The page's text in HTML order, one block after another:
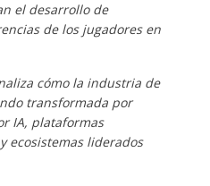
el desarrollo de
de los jugadores en
cómo la industria de
transformada por
IA, plataformas
ecosistemas liderados